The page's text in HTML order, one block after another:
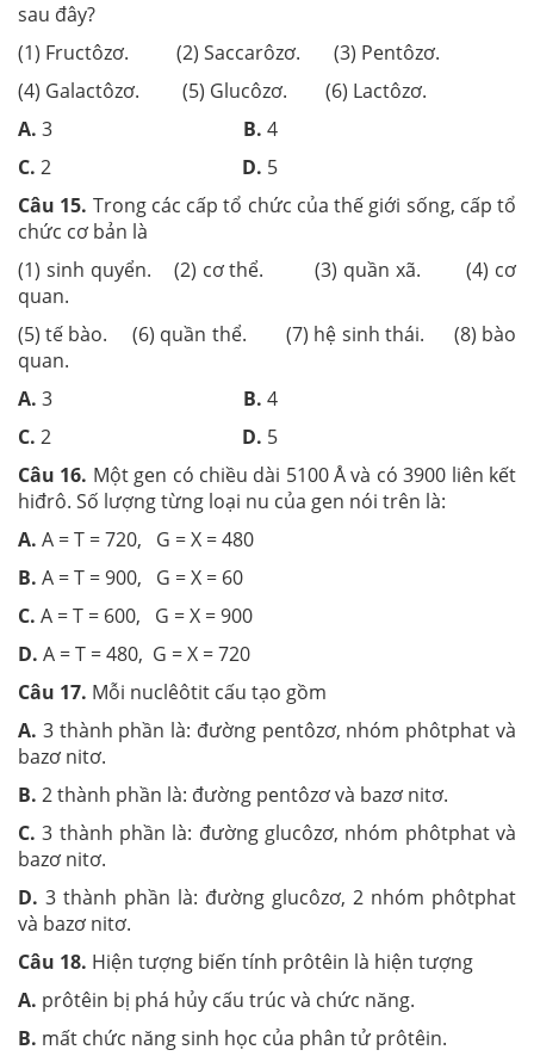
sau đây?
(1) Fructôzơ. (2) Saccarôzơ. (3) Pentôzơ.
(4) Galactôzơ. (5) Glucôzơ. (6) Lactôzơ.
A. 3 B. 4
C. 2 D. 5
Câu 15. Trong các cấp tổ chức của thế giới sống, cấp tổ
chức cơ bản là
(1) sinh quyển. (2) cơ thể. (3) quần xã. (4) cơ
quan.
(5) tế bào. (6) quần thể. (7) hệ sinh thái. (8) bào
quan.
A. 3 B. 4
C. 2 D. 5
Câu 16. Một gen có chiều dài 5100 Å và có 3900 liên kết
hiđrô. Số lượng từng loại nu của gen nói trên là:
A. A = T = 720, G = X = 480
B. A = T = 900, G = X = 60
C. A = T = 600, G = X = 900
D. A = T = 480, G = X = 720
Câu 17. Mỗi nuclêôtit cấu tạo gồm
A. 3 thành phần là: đường pentôzơ, nhóm phôtphat và
bazơ nitơ.
B. 2 thành phần là: đường pentôzơ và bazơ nitơ.
C.3 thành phần là: đường glucôzơ, nhóm phôtphat và
bazơ nitơ.
D. 3 thành phần là: đường glucôzơ, 2 nhóm phôtphat
và bazơ nitơ.
Câu 18. Hiện tượng biến tính prôtêin là hiện tượng
A. prôtêin bị phá hủy cấu trúc và chức năng.
B. mất chức năng sinh học của phân tử prôtêin.